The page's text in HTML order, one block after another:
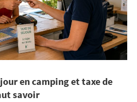
en camping et taxe de
savoir